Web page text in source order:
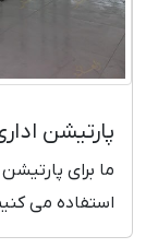
ما برای
استفاده می
صورت مهندسی